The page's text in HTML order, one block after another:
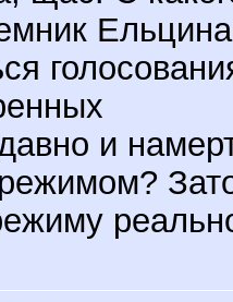
Ельцина
и